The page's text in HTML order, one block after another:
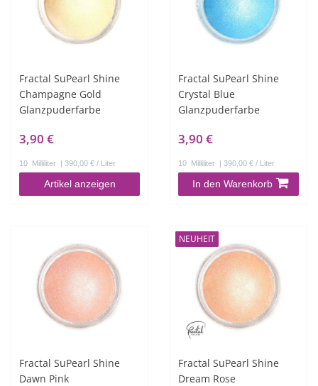
Fractal SuPearl Shine
Champagne Gold
Glanzpuderfarbe
3,90 €
10 Milliliter | 390,00 € / Liter
Artikel anzeigen
Fractal SuPearl Shine
Crystal Blue
Glanzpuderfarbe
3,90 €
10 Milliliter | 390,00 € / Liter
In den Warenkorb
Fractal SuPearl Shine
Dawn Pink
NEUHEIT
Fractal SuPearl Shine
Dream Rose